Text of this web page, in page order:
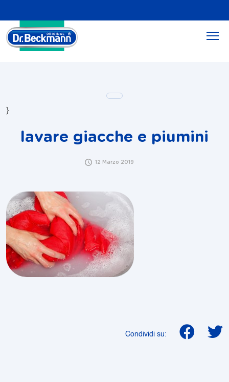
}
lavare giacche e piumini
12 Marzo 2019
Condividi su: